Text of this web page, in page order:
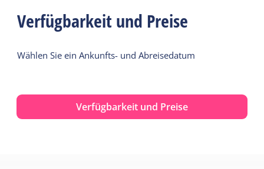
Verfügbarkeit und Preise
Wählen Sie ein Ankunfts- und Abreisedatum
Verfügbarkeit und Preise